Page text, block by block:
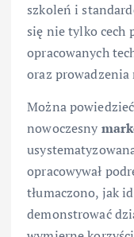
szkoleń i
się nie tylko cech
opracowanych
oraz
Można
nowoczesny
opracowywał
tłumaczono, jak
demonstrować